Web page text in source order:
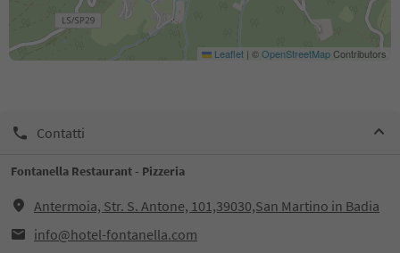
Leaflet | ©OpenStreetMapContributors
Contatti
Fontanella Restaurant - Pizzeria
Antermoia, Str. S. Antone, 101,39030,San Martino in Badia
info@hotel-fontanella.com